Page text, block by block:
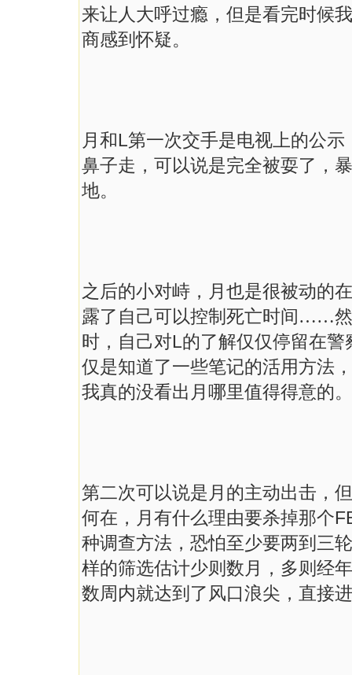
来让人大呼过瘾，但是看完时候
商感到怀疑。
月和L第一次交手是电视上的公
鼻子走，可以说是完全被耍了，
地。
之后的小对峙，月也是很被动的
露了自己可以控制死亡时间……
时，自己对L的了解仅仅停留在
仅是知道了一些笔记的活用方法
我真的没看出月哪里值得得意的。
第二次可以说是月的主动出击，
何在，月有什么理由要杀掉那个
种调查方法，恐怕至少要两到三
样的筛选估计少则数月，多则经
数周内就达到了风口浪尖，直接